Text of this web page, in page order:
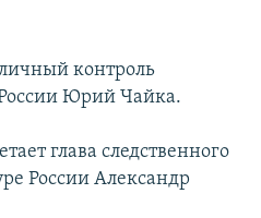
контроль
Юрий Чайка.
глава следственного
России Александр